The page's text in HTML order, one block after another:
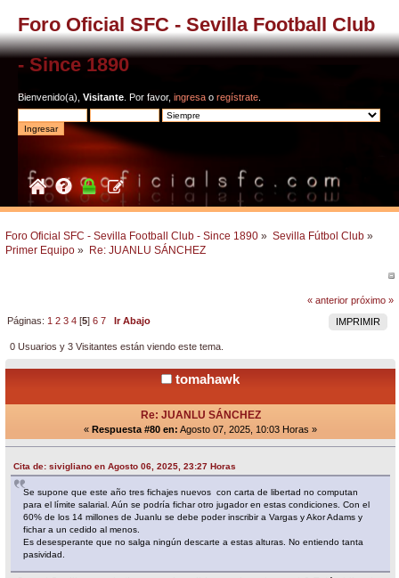
Foro Oficial SFC - Sevilla Football Club
- Since 1890
Bienvenido(a), Visitante . Por favor, ingresa o regístrate
Foro Oficial SFC - Sevilla Football Club - Since 1890 » Sevilla Fútbol Club »
Primer Equipo » Re: JUANLU SÁNCHEZ
« anterior próximo »
IMPRIMIR
Páginas: 1 2 3 4 [5]6 7 Ir Abajo
0 Usuarios y 3 Visitantes están viendo este tema.
tomahawk
Re: JUANLU SÁNCHEZ
« Respuesta #80 en: Agosto 07, 2025, 10:03 Horas »
Cita de: sivigliano en Agosto 06, 2025, 23:27 Horas
Se supone que este año tres fichajes nuevos con carta de libertad no computan
para el límite salarial. Aún se podría fichar otro jugador en estas condiciones. Con el
60% de los 14 millones de Juanlu se debe poder inscribir a Vargas y Akor Adams y
fichar a un cedido al menos.
Es desesperante que no salga ningún descarte a estas alturas. No entiendo tanta
pasividad.